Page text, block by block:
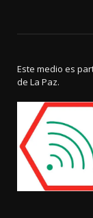
Este medio es
de La Paz.